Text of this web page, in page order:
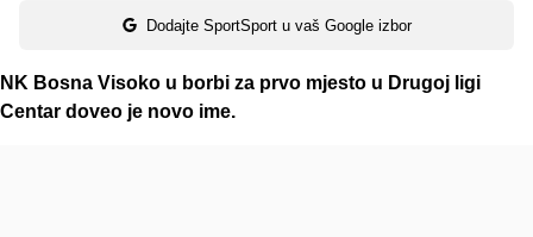
Dodajte SportSport u vaš Google izbor
NK Bosna Visoko u borbi za prvo mjesto u Drugoj ligi
Centar doveo je novo ime.